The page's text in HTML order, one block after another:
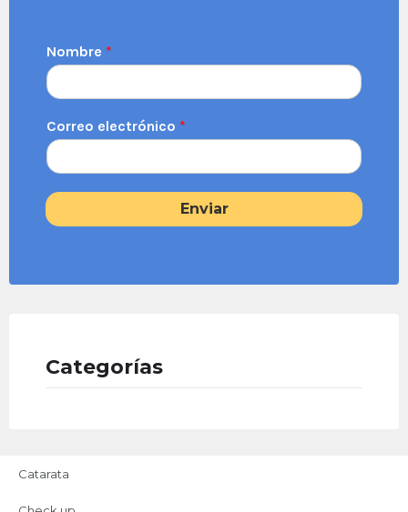
Nombre *
Correo electrónico *
Enviar
Categorías
Catarata